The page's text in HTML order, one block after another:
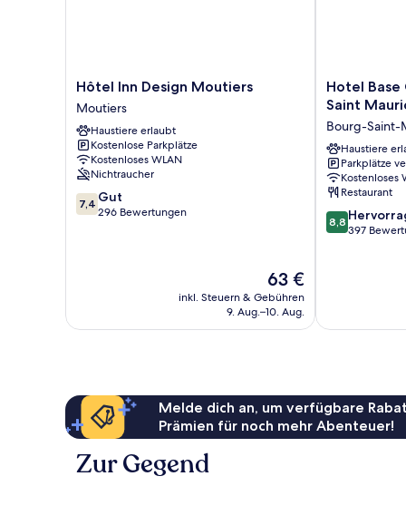
Hôtel
Inn
Design
Moutiers
Moutiers
Hôtel Inn Design Moutiers
Moutiers
Haustiere erlaubt
Kostenlose Parkplätze
Kostenloses WLAN
Nichtraucher
7.4
von
7,4 Gut
296 Bewertungen
Der
Preis
beträgt
63 €
inkl. Steuern & Gebühren
9. Aug.–10. Aug.
Hotel
Base
Lodge
-
Bourg
Saint
Maurice
Bourg-
Saint-
Hotel Base
Saint
Bourg-Saint-
Haustiere
Parkplätze
Kostenloses
Restaurant
8.8
von
8,8
397
Melde dich an, um verfügbare
Prämien für noch mehr Abenteuer!
Zur Gegend